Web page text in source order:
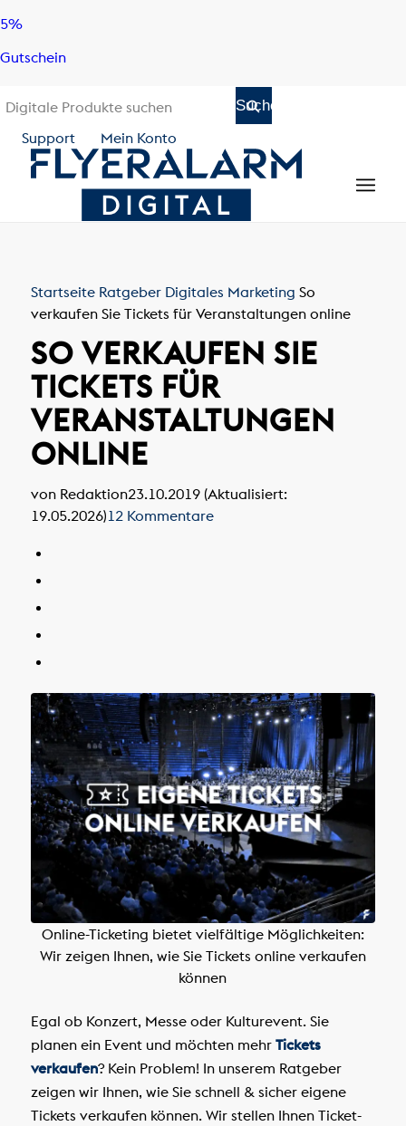
Skip
content
Skip
navigation
5%
Gutschein
Support Mein Konto
Startseite Ratgeber Digitales Marketing So
verkaufen Sie Tickets für Veranstaltungen online
SO VERKAUFEN SIE
TICKETS FÜR
VERANSTALTUNGEN
ONLINE
von Redaktion23.10.2019 (Aktualisiert:
19.05.2026)12 Kommentare
Online-Ticketing bietet vielfältige Möglichkeiten:
Wir zeigen Ihnen, wie Sie Tickets online verkaufen
können
Egal ob Konzert, Messe oder Kulturevent. Sie
planen ein Event und möchten mehr Tickets
verkaufen? Kein Problem! In unserem Ratgeber
zeigen wir Ihnen, wie Sie schnell & sicher eigene
Tickets verkaufen können. Wir stellen Ihnen Ticket-